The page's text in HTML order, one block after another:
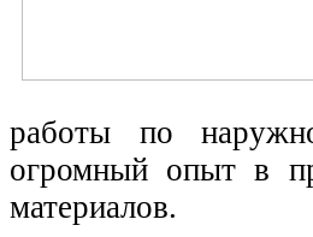
работы по
огромный опыт в
материалов.